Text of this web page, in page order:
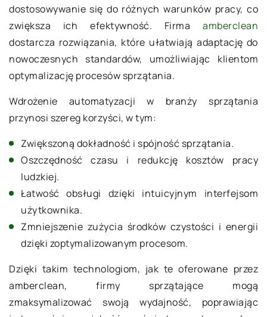
dostosowywanie się do różnych warunków pracy, co
zwiększa ich efektywność. Firma amberclean
dostarcza rozwiązania, które ułatwiają adaptację do
nowoczesnych standardów, umożliwiając klientom
optymalizację procesów sprzątania.
Wdrożenie automatyzacji w branży sprzątania
przynosi szereg korzyści, w tym:
Zwiększoną dokładność i spójność sprzątania.
Oszczędność czasu i redukcję kosztów pracy
ludzkiej.
Łatwość obsługi dzięki intuicyjnym interfejsom
użytkownika.
Zmniejszenie zużycia środków czystości i energii
dzięki zoptymalizowanym procesom.
Dzięki takim technologiom, jak te oferowane przez
amberclean, firmy sprzątające mogą
zmaksymalizować swoją wydajność, poprawiając